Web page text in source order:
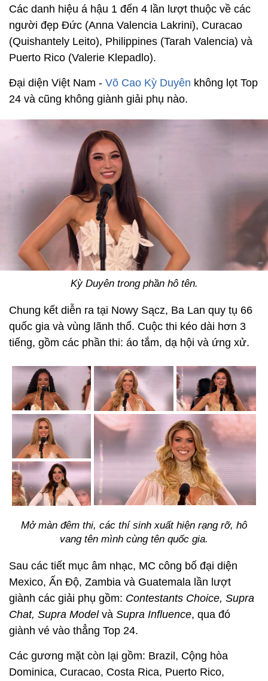
Các danh hiệu á hậu 1 đến 4 lần lượt thuộc về các
người đẹp Đức (Anna Valencia Lakrini), Curacao
(Quishantely Leito), Philippines (Tarah Valencia) và
Puerto Rico (Valerie Klepadlo).
Đại diện Việt Nam - Võ Cao Kỳ Duyên không lọt Top
24 và cũng không giành giải phụ nào.
Kỳ Duyên trong phần hô tên.
Chung kết diễn ra tại Nowy Sącz, Ba Lan quy tụ 66
quốc gia và vùng lãnh thổ. Cuộc thi kéo dài hơn 3
tiếng, gồm các phần thi: áo tắm, dạ hội và ứng xử.
Mở màn đêm thi, các thí sinh xuất hiện rạng rỡ, hô
vang tên mình cùng tên quốc gia.
Sau các tiết mục âm nhạc, MC công bố đại diện
Mexico, Ấn Độ, Zambia và Guatemala lần lượt
giành các giải phụ gồm: Contestants Choice, Supra
Chat, Supra Modelvà Supra Influence, qua đó
giành vé vào thẳng Top 24.
Các gương mặt còn lại gồm: Brazil, Cộng hòa
Dominica, Curacao, Costa Rica, Puerto Rico,